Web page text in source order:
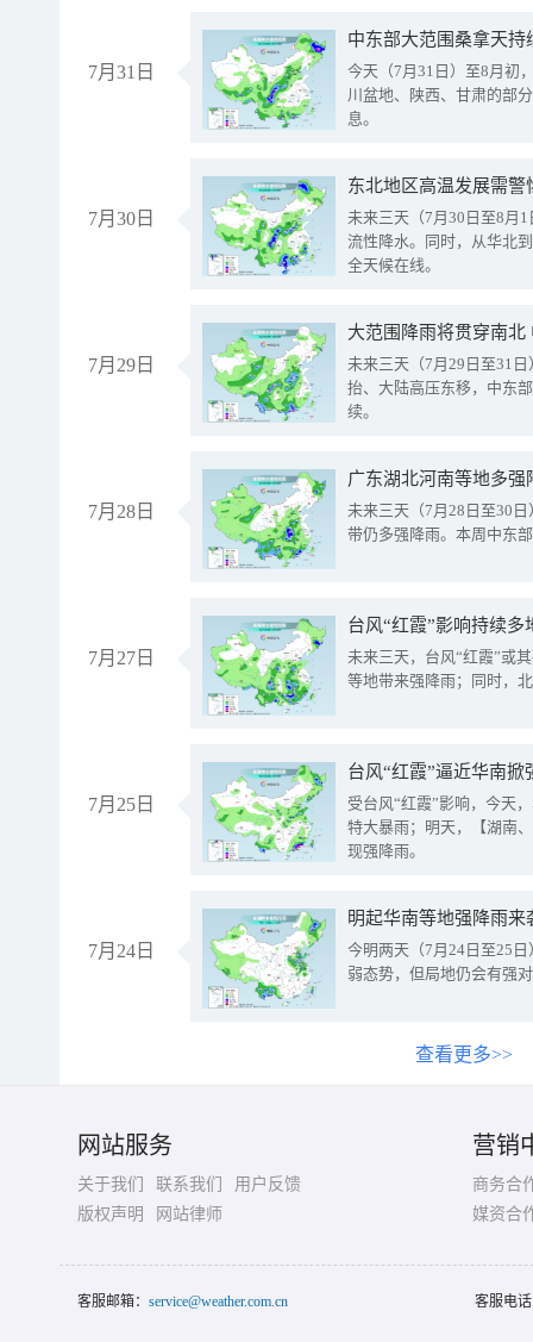
7月31日
中东部大范围桑拿天
今天（7月31日）至8月初
川盆地、陕西、甘肃的部
息。
7月30日
东北地区高温发展需
未来三天（7月30日至8月
流性降水。同时，从华北
全天候在线。
7月29日
大范围降雨将贯穿南
未来三天（7月29日至31
抬、大陆高压东移，中东
续。
7月28日
广东湖北河南等地多
未来三天（7月28日至30
带仍多强降雨。本周中东
7月27日
台风“红霞”影响持续
未来三天，台风“红霞”或
等地带来强降雨；同时，
7月25日
台风“红霞”逼近华南
受台风“红霞”影响，今天
特大暴雨；明天，【湖南
现强降雨。
7月24日
明起华南等地强降雨
今明两天（7月24日至25
弱态势，但局地仍会有强
查看更多>>
网站服务
关于我们 联系我们
用户反馈
版权声明
网站律师
营销
商务合
媒资合
客服邮箱： service@weather.com.cn 客服电